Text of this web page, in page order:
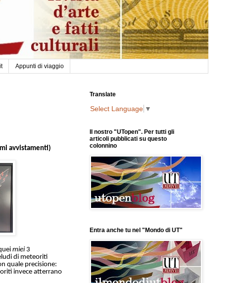
Appunti di viaggio
avvistamenti)
miei 3
di meteoriti
quale precisione:
invece atterrano
Translate
Select Language ▼
Il nostro "UTopen". Per tutti gli
articoli pubblicati su questo
colonnino
Entra anche tu nel "Mondo di UT"